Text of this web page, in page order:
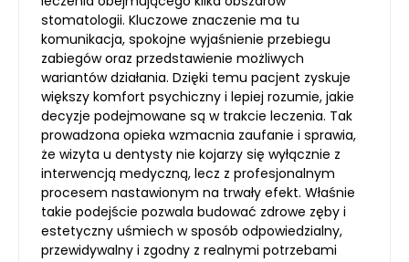
stomatologii. Kluczowe znaczenie ma tu
komunikacja, spokojne wyjaśnienie przebiegu
zabiegów oraz przedstawienie możliwych
wariantów działania. Dzięki temu pacjent zyskuje
większy komfort psychiczny i lepiej rozumie, jakie
decyzje podejmowane są w trakcie leczenia. Tak
prowadzona opieka wzmacnia zaufanie i sprawia,
że wizyta u dentysty nie kojarzy się wyłącznie z
interwencją medyczną, lecz z profesjonalnym
procesem nastawionym na trwały efekt. Właśnie
takie podejście pozwala budować zdrowe zęby i
estetyczny uśmiech w sposób odpowiedzialny,
przewidywalny i zgodny z realnymi potrzebami